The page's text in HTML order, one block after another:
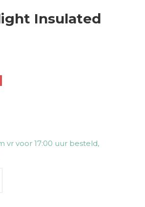
Insulated
vr voor 17:00 uur besteld,